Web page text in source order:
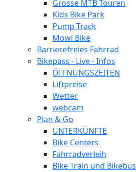
Grosse MTB Touren
Kids Bike Park
Pump Track
Mowi Bike
Barrierefreies Fahrrad
Bikepass - Live - Infos
ÖFFNUNGSZEITEN
Liftpreise
Wetter
webcam
Plan & Go
UNTERKÜNFTE
Bike Centers
Fahrradverleih
Bike Train und Bikebus